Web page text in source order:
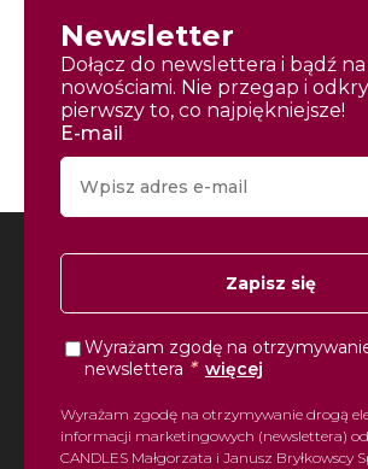
Newsletter
Dołącz do newslettera i bądź
nowościami. Nie przegap i
pierwszy to, co najpiękniejsze!
E-mail
Zapisz się
Wyrażam zgodę na
newslettera * więcej
Wyrażam zgodę na otrzymywanie drogą
informacji marketingowych (newslettera)
CANDLES Małgorzata i Janusz Bryłkowscy